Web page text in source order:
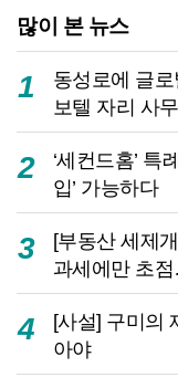
많이 본 뉴스
1
동성로에 글
보텔 자리 사
2
‘세컨드홈’ 특
입’ 가능하다
3
[부동산 세제
과세에만 초
4
[사설] 구미의
아야